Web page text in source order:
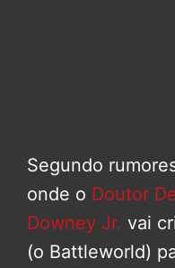
Segundo
onde o Doutor
Downey Jr. vai
(o Battleworld)